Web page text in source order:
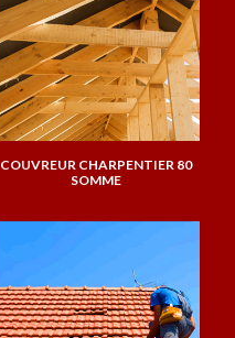
COUVREUR CHARPENTIER 80
SOMME